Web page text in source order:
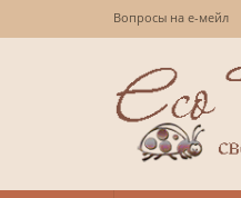
Вопросы на е-мейл